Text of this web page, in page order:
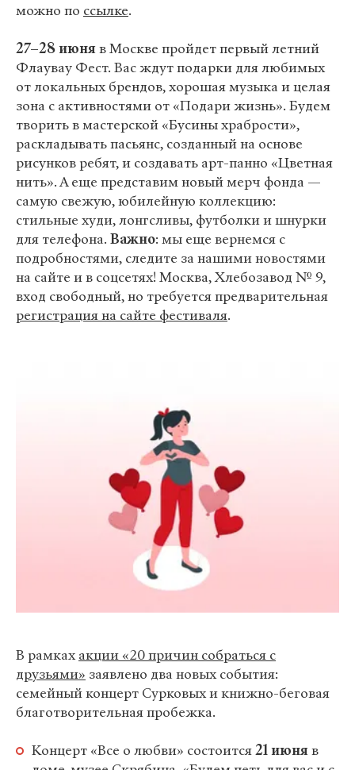
можно по ссылке.
27–28 июняв Москве пройдет первый летний
Флаувау Фест. Вас ждут подарки для любимых
от локальных брендов, хорошая музыка и целая
зона с активностями от «Подари жизнь». Будем
творить в мастерской «Бусины храбрости»,
раскладывать пасьянс, созданный на основе
рисунков ребят, и создавать арт-панно «Цветная
нить». А еще представим новый мерч фонда —
самую свежую, юбилейную коллекцию:
стильные худи, лонгсливы, футболки и шнурки
для телефона. Важно: мы еще вернемся с
подробностями, следите за нашими новостями
на сайте и в соцсетях! Москва, Хлебозавод № 9,
вход свободный, но требуется предварительная
регистрация на сайте фестиваля.
В рамкахакции «20 причин собраться с
друзьями» заявлено два новых события:
семейный концерт Сурковых и книжно-беговая
благотворительная пробежка.
Концерт «Все о любви» состоится21 июняв